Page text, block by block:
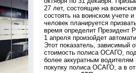
27 лет, состоящие на
состоять на воинском учете
человек планируется
время определит Президент
1 апреля произойдет
Этот показатель, зависимый
стоимость полиса ОСАГО,
более аккуратным
покупку полиса ОСАГО, а в